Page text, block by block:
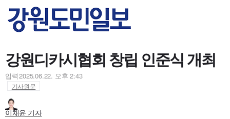
강원디카시협회 창립 인준식 개최
입력2025.06.22. 오후 2:43
기사원문
이채윤 기자